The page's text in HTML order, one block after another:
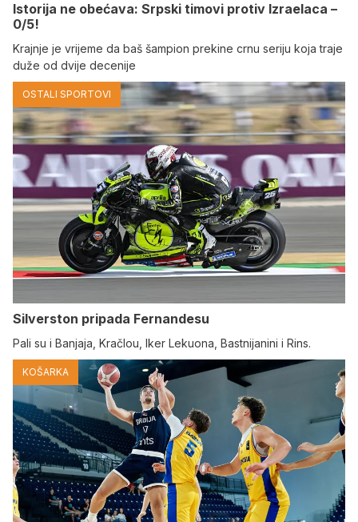
Istorija ne obećava: Srpski timovi protiv Izraelaca –
0/5!
Krajnje je vrijeme da baš šampion prekine crnu seriju koja traje
duže od dvije decenije
OSTALI SPORTOVI
Silverston pripada Fernandesu
Pali su i Banjaja, Kračlou, Iker Lekuona, Bastnijanini i Rins.
KOŠARKA